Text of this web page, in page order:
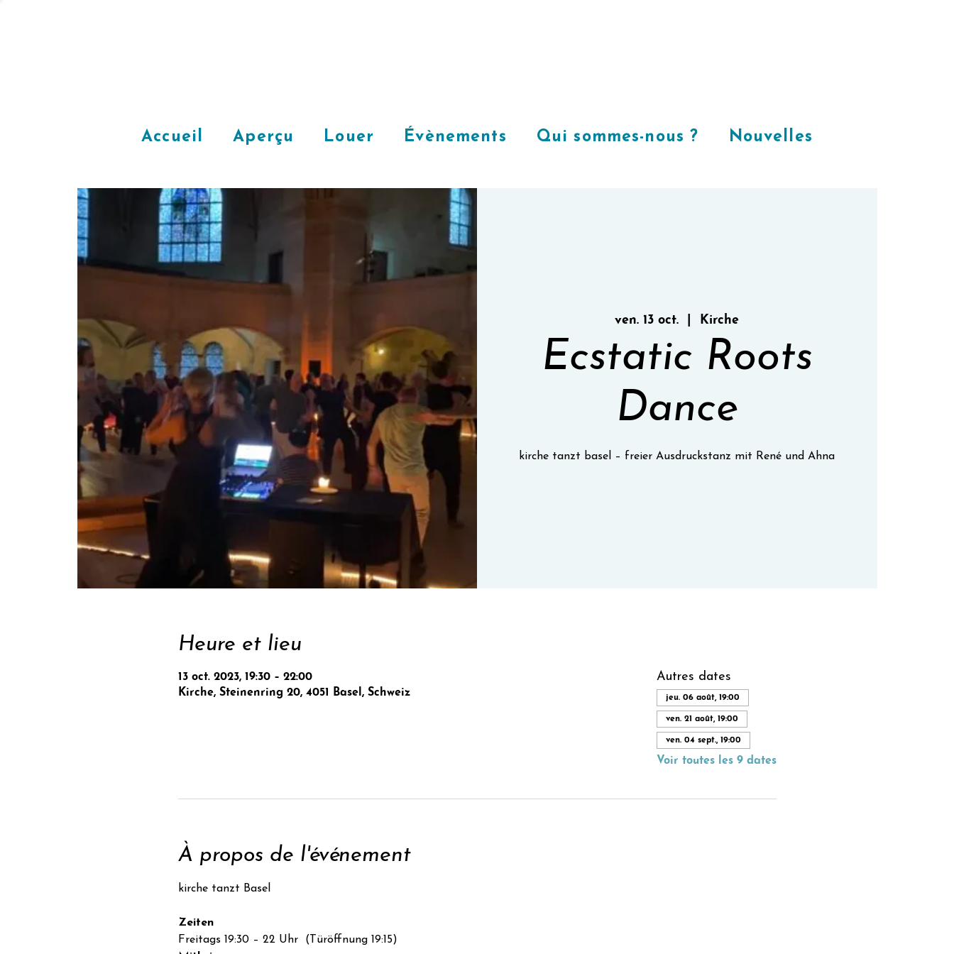
Accueil Aperçu Louer Évènements Qui sommes-nous ? Nouvelles
ven. 13 oct. Kirche
Ecstatic Roots
Dance
kirche tanzt basel – freier Ausdruckstanz mit René und Ahna
Heure et lieu
13 oct. 2023, 19:30 – 22:00
Kirche, Steinenring 20, 4051 Basel, Schweiz
Autres dates
jeu. 06 août, 19:00
ven. 21 août, 19:00
ven. 04 sept., 19:00
Voir toutes les 9 dates
À propos de l'événement
Zeiten
Freitags 19:30 – 22 Uhr  (Türöffnung 19:15)